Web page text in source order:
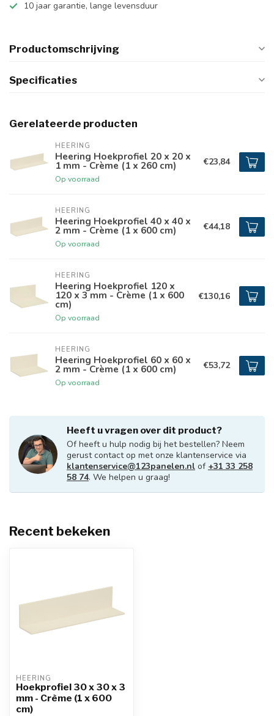
10 jaar garantie, lange levensduur
Productomschrijving
Specificaties
Gerelateerde producten
HEERING
Heering Hoekprofiel 20 x 20 x
1 mm - Crème (1 x 260 cm)
Op voorraad
€23,84
HEERING
Heering Hoekprofiel 40 x 40 x
2 mm - Crème (1 x 600 cm)
Op voorraad
€44,18
HEERING
Heering Hoekprofiel 120 x
120 x 3 mm - Crème (1 x 600
cm)
Op voorraad
€130,16
HEERING
Heering Hoekprofiel 60 x 60 x
2 mm - Crème (1 x 600 cm)
Op voorraad
€53,72
Heeft u vragen over dit product?
Of heeft u hulp nodig bij het bestellen? Neem
gerust contact op met onze klantenservice via
klantenservice@123panelen.nl of +31 33 258
58 74. We helpen u graag!
Recent bekeken
HEERING
Hoekprofiel 30 x 30 x 3
mm - Crème (1 x 600
cm)